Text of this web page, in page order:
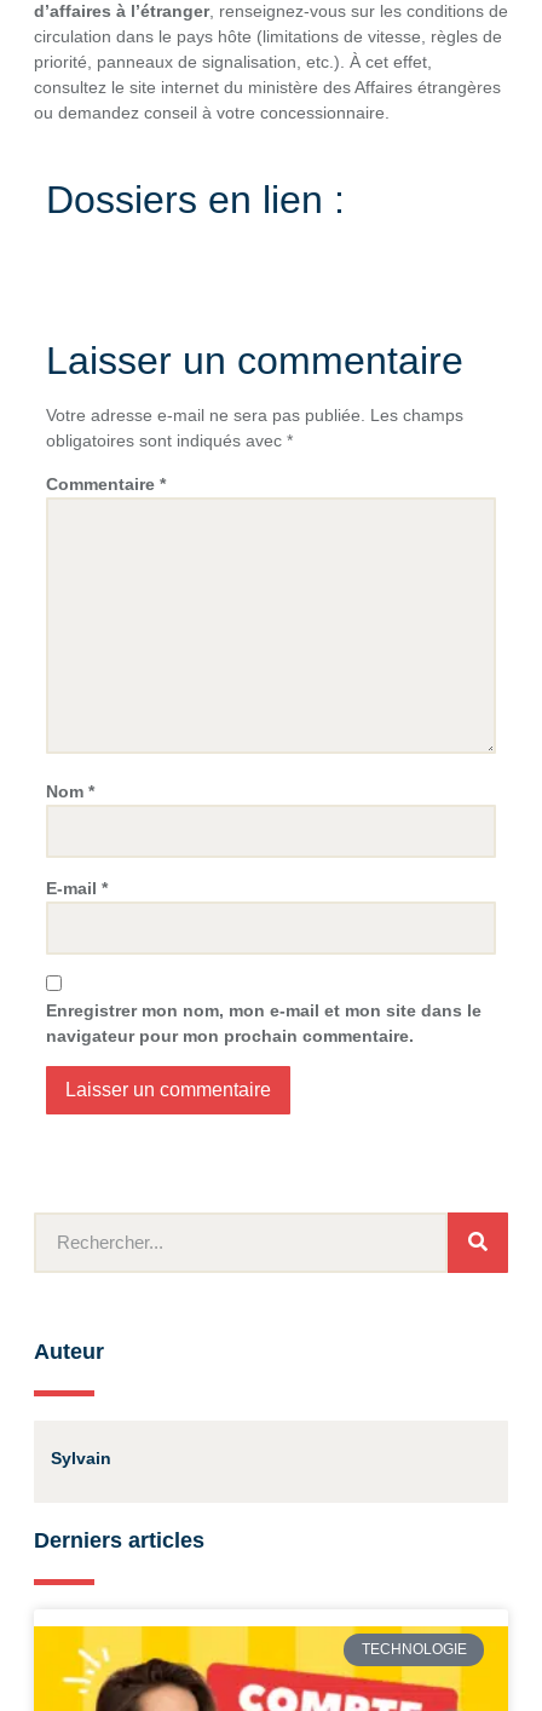
d’affaires à l’étranger, renseignez-vous sur les conditions de
circulation dans le pays hôte (limitations de vitesse, règles de
priorité, panneaux de signalisation, etc.). À cet effet,
consultez le site internet du ministère des Affaires étrangères
ou demandez conseil à votre concessionnaire.
Dossiers en lien :
Laisser un commentaire
Votre adresse e-mail ne sera pas publiée.
Les champs
obligatoires sont indiqués avec *
Commentaire *
Nom *
E-mail *
Enregistrer mon nom, mon e-mail et mon site dans le
navigateur pour mon prochain commentaire.
Auteur
Sylvain
Derniers articles
TECHNOLOGIE